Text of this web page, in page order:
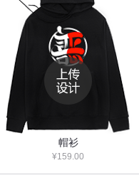
帽衫
¥159.00